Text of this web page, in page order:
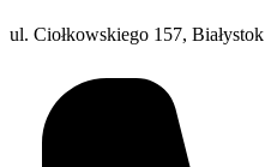
ul. Ciołkowskiego 157, Białystok